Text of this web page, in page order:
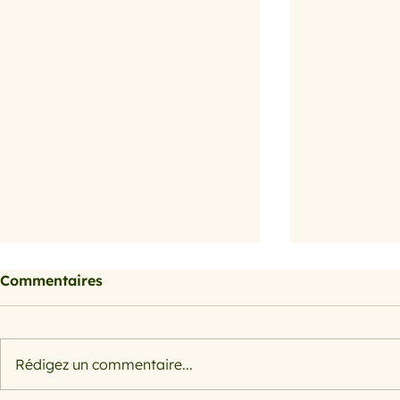
Commentaires
Rédigez un commentaire...